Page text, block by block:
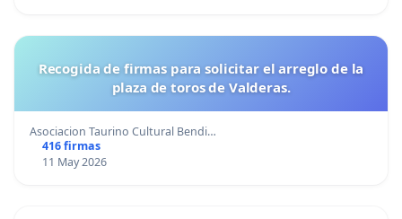
Recogida de firmas para solicitar el arreglo de la
plaza de toros de Valderas.
Asociacion Taurino Cultural Bendi…
416 firmas
11 May 2026